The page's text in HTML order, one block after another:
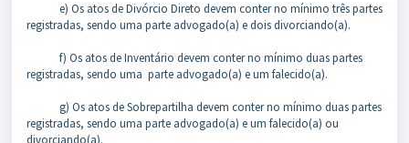
e) Os atos de Divórcio Direto devem conter no mínimo três partes
registradas, sendo uma parte advogado(a) e dois divorciando(a).
f) Os atos de Inventário devem conter no mínimo duas partes
registradas, sendo uma parte advogado(a) e um falecido(a).
g) Os atos de Sobrepartilha devem conter no mínimo duas partes
registradas, sendo uma parte advogado(a) e um falecido(a) ou
divorciando(a).